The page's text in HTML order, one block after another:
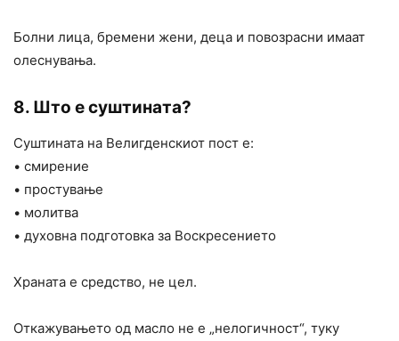
Болни лица, бремени жени, деца и повозрасни имаат
олеснувања.
8. Што е суштината?
Суштината на Велигденскиот пост е:
• смирение
• простување
• молитва
• духовна подготовка за Воскресението
Храната е средство, не цел.
Откажувањето од масло не е „нелогичност“, туку